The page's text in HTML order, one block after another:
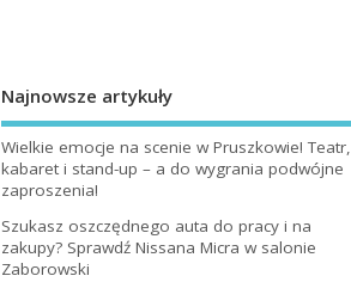
Najnowsze artykuły
Wielkie emocje na scenie w Pruszkowie! Teatr,
kabaret i stand-up – a do wygrania podwójne
zaproszenia!
Szukasz oszczędnego auta do pracy i na
zakupy? Sprawdź Nissana Micra w salonie
Zaborowski